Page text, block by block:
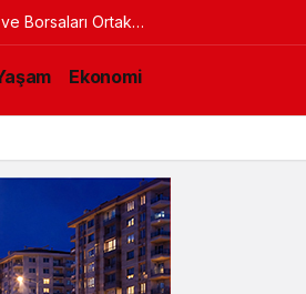
Borsaları Ortak
BuluştuEkonomi